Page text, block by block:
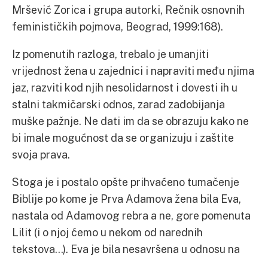
Mršević Zorica i grupa autorki, Rečnik osnovnih
feminističkih pojmova, Beograd, 1999:168).
Iz pomenutih razloga, trebalo je umanjiti
vrijednost žena u zajednici i napraviti među njima
jaz, razviti kod njih nesolidarnost i dovesti ih u
stalni takmičarski odnos, zarad zadobijanja
muške pažnje. Ne dati im da se obrazuju kako ne
bi imale mogućnost da se organizuju i zaštite
svoja prava.
Stoga je i postalo opšte prihvaćeno tumačenje
Biblije po kome je Prva Adamova žena bila Eva,
nastala od Adamovog rebra a ne, gore pomenuta
Lilit (i o njoj ćemo u nekom od narednih
tekstova…). Eva je bila nesavršena u odnosu na